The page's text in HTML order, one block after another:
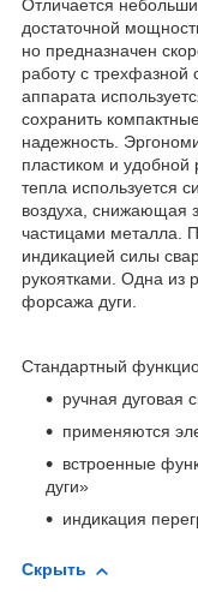
Отличается
достаточной
но предназначен
работу с трехфазной
аппарата
сохранить
надежность.
пластиком и удобной
тепла используется
воздуха, снижающая
частицами металла.
индикацией силы
рукоятками. Одна из
форсажа дуги.
Стандартный
ручная дуговая
применяются
встроенные
дуги»
индикация
Скрыть